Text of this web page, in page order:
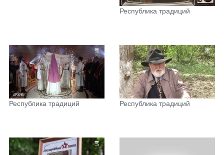
Республика традиций
Республика традиций Республика традиций